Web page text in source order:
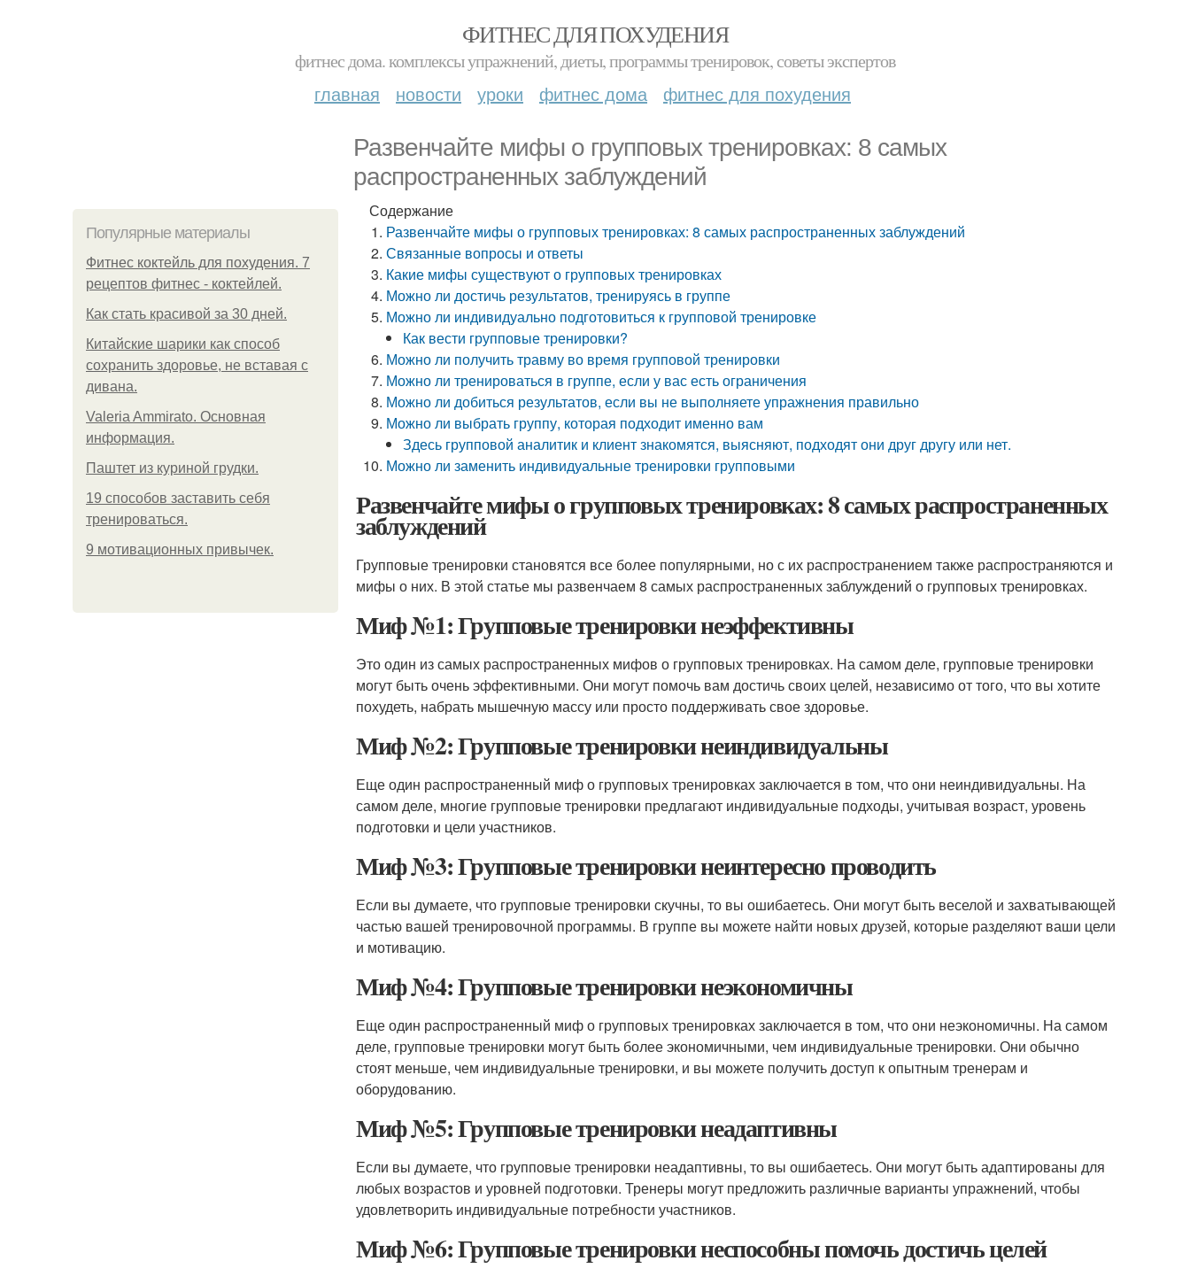
ФИТНЕС ДЛЯ ПОХУДЕНИЯ
фитнес дома. комплексы упражнений, диеты, программы тренировок, советы экспертов
главная новости уроки фитнес дома фитнес для похудения
Развенчайте мифы о групповых тренировках: 8 самых
распространенных заблуждений
Популярные материалы
Фитнес коктейль для похудения. 7
рецептов фитнес - коктейлей.
Как стать красивой за 30 дней.
Китайские шарики как способ
сохранить здоровье, не вставая с
дивана.
Valeria Ammirato. Основная
информация.
Паштет из куриной грудки.
19 способов заставить себя
тренироваться.
9 мотивационных привычек.
Содержание
Развенчайте мифы о групповых тренировках: 8 самых распространенных заблуждений
Связанные вопросы и ответы
Какие мифы существуют о групповых тренировках
Можно ли достичь результатов, тренируясь в группе
Можно ли индивидуально подготовиться к групповой тренировке
Как вести групповые тренировки?
Можно ли получить травму во время групповой тренировки
Можно ли тренироваться в группе, если у вас есть ограничения
Можно ли добиться результатов, если вы не выполняете упражнения правильно
Можно ли выбрать группу, которая подходит именно вам
Здесь групповой аналитик и клиент знакомятся, выясняют, подходят они друг другу или нет.
Можно ли заменить индивидуальные тренировки групповыми
Развенчайте мифы о групповых тренировках: 8 самых распространенных
заблуждений
Групповые тренировки становятся все более популярными, но с их распространением также распространяются и
мифы о них. В этой статье мы развенчаем 8 самых распространенных заблуждений о групповых тренировках.
Миф №1: Групповые тренировки неэффективны
Это один из самых распространенных мифов о групповых тренировках. На самом деле, групповые тренировки
могут быть очень эффективными. Они могут помочь вам достичь своих целей, независимо от того, что вы хотите
похудеть, набрать мышечную массу или просто поддерживать свое здоровье.
Миф №2: Групповые тренировки неиндивидуальны
Еще один распространенный миф о групповых тренировках заключается в том, что они неиндивидуальны. На
самом деле, многие групповые тренировки предлагают индивидуальные подходы, учитывая возраст, уровень
подготовки и цели участников.
Миф №3: Групповые тренировки неинтересно проводить
Если вы думаете, что групповые тренировки скучны, то вы ошибаетесь. Они могут быть веселой и захватывающей
частью вашей тренировочной программы. В группе вы можете найти новых друзей, которые разделяют ваши цели
и мотивацию.
Миф №4: Групповые тренировки неэкономичны
Еще один распространенный миф о групповых тренировках заключается в том, что они неэкономичны. На самом
деле, групповые тренировки могут быть более экономичными, чем индивидуальные тренировки. Они обычно
стоят меньше, чем индивидуальные тренировки, и вы можете получить доступ к опытным тренерам и
оборудованию.
Миф №5: Групповые тренировки неадаптивны
Если вы думаете, что групповые тренировки неадаптивны, то вы ошибаетесь. Они могут быть адаптированы для
любых возрастов и уровней подготовки. Тренеры могут предложить различные варианты упражнений, чтобы
удовлетворить индивидуальные потребности участников.
Миф №6: Групповые тренировки неспособны помочь достичь целей